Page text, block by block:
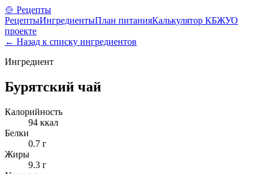
🍲 Рецепты
РецептыИнгредиентыПлан питанияКалькулятор КБЖУО
проекте
← Назад к списку ингредиентов
Ингредиент
Бурятский чай
Калорийность
94 ккал
Белки
0.7 г
Жиры
9.3 г